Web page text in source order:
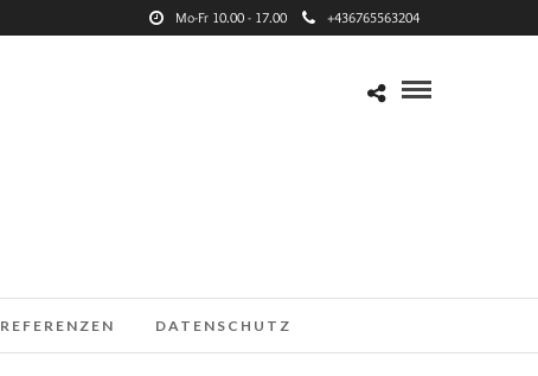
Mo-Fr 10.00 - 17.00 +436765563204
REFERENZEN DATENSCHUTZ